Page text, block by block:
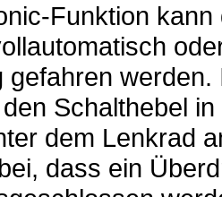
Funktion
gefahren
Schalthebel
dem Lenkrad
dass ein